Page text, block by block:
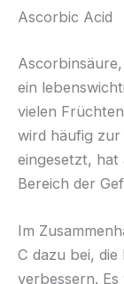
Ascorbic Acid
ein
vielen
wird häufig zur
eingesetzt, hat
Bereich der
Im
C dazu bei,
verbessern.